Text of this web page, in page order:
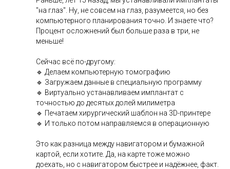
"на глаз". Ну, не совсем на глаз, разумеется, но без
компьютерного планирования точно. И знаете что?
Процент осложнений был больше раза в три, не
меньше!
Сейчас всё по-другому:
🔹 Делаем компьютерную томографию
🔹 Загружаем данные в специальную программу
🔹 Виртуально устанавливаем имплантат с
точностью до десятых долей милиметра
🔹 Печатаем хирургический шаблон на 3D-принтере
🔹 И только потом направляемся в операционную
Это как разница между навигатором и бумажной
картой, если хотите. Да, на карте тоже можно
доехать, но с навигатором быстрее и надёжнее, факт.